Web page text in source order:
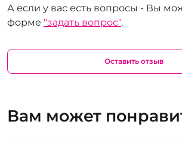
А если у вас есть вопросы - Вы
форме "задать вопрос".
Оставить отзыв
Вам может